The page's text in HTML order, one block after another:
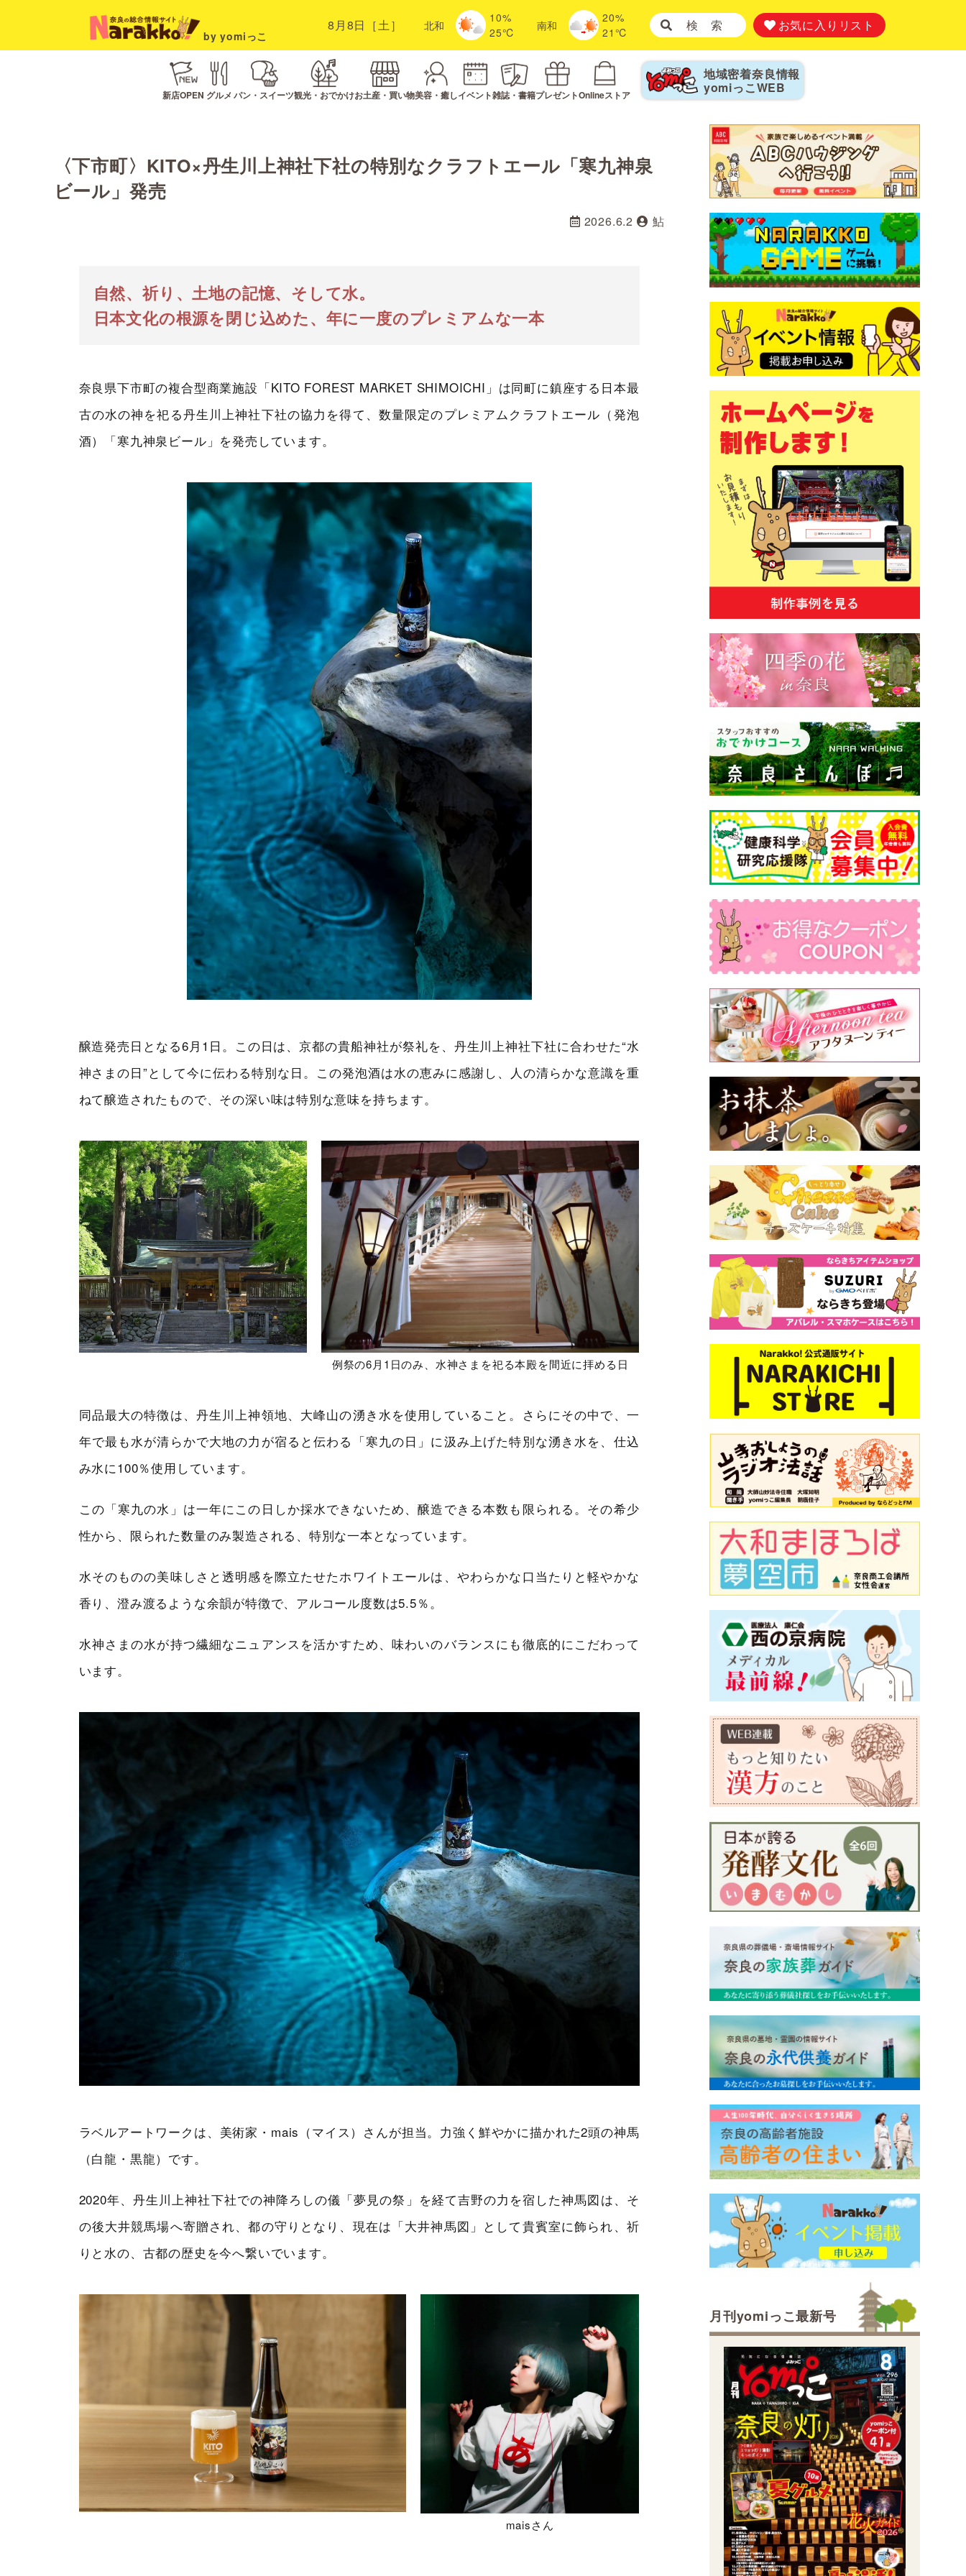
by yomiっこ
8月8日［土］ 北和
10%
25℃
南和
20%
21℃
検 索 お気に入りリスト
新店OPEN グルメ パン・スイーツ観光・おでかけお土産・買い物美容・癒しイベント雑誌・書籍プレゼントOnlineストア
地域密着奈良情報
yomiっこ WEB
〈下市町〉KITO×丹生川上神社下社の特別なクラフトエール「寒九神泉
ビール」発売
2026.6.2 鮎
自然、祈り、土地の記憶、そして水。
日本文化の根源を閉じ込めた、年に一度のプレミアムな一本
奈良県下市町の複合型商業施設「KITO FOREST MARKET SHIMOICHI」は同町に鎮座する日本最
古の水の神を祀る丹生川上神社下社の協力を得て、数量限定のプレミアムクラフトエール（発泡
酒）「寒九神泉ビール」を発売しています。
醸造発売日となる6月1日。この日は、京都の貴船神社が祭礼を、丹生川上神社下社に合わせた“水
神さまの日”として今に伝わる特別な日。この発泡酒は水の恵みに感謝し、人の清らかな意識を重
ねて醸造されたもので、その深い味は特別な意味を持ちます。
例祭の6月1日のみ、水神さまを祀る本殿を間近に拝める日
同品最大の特徴は、丹生川上神領地、大峰山の湧き水を使用していること。さらにその中で、一
年で最も水が清らかで大地の力が宿ると伝わる「寒九の日」に汲み上げた特別な湧き水を、仕込
み水に100％使用しています。
この「寒九の水」は一年にこの日しか採水できないため、醸造できる本数も限られる。その希少
性から、限られた数量のみ製造される、特別な一本となっています。
水そのものの美味しさと透明感を際立たせたホワイトエールは、やわらかな口当たりと軽やかな
香り、澄み渡るような余韻が特徴で、アルコール度数は5.5％。
水神さまの水が持つ繊細なニュアンスを活かすため、味わいのバランスにも徹底的にこだわって
います。
ラベルアートワークは、美術家・mais（マイス）さんが担当。力強く鮮やかに描かれた2頭の神馬
（白龍・黒龍）です。
2020年、丹生川上神社下社での神降ろしの儀「夢見の祭」を経て吉野の力を宿した神馬図は、そ
の後大井競馬場へ寄贈され、都の守りとなり、現在は「大井神馬図」として貴賓室に飾られ、祈
りと水の、古都の歴史を今へ繋いでいます。
maisさん
月刊yomiっこ最新号